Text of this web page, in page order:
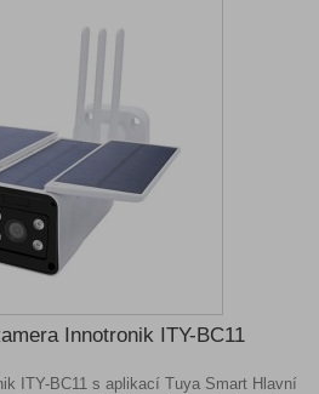
Innotronik ITY-BC11
ITY-BC11 s aplikací Tuya Smart Hlavní